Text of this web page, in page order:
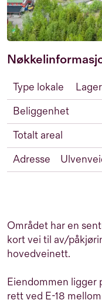
Type lokale
Beliggenhet
Totalt areal
Adresse
Området har en
kort vei til av/
hovedveinett.
Eiendommen ligger
rett ved E-18